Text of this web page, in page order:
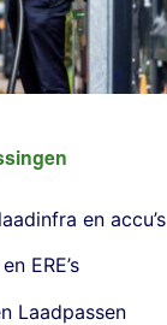
en accu’s
en ERE’s
Laadpassen